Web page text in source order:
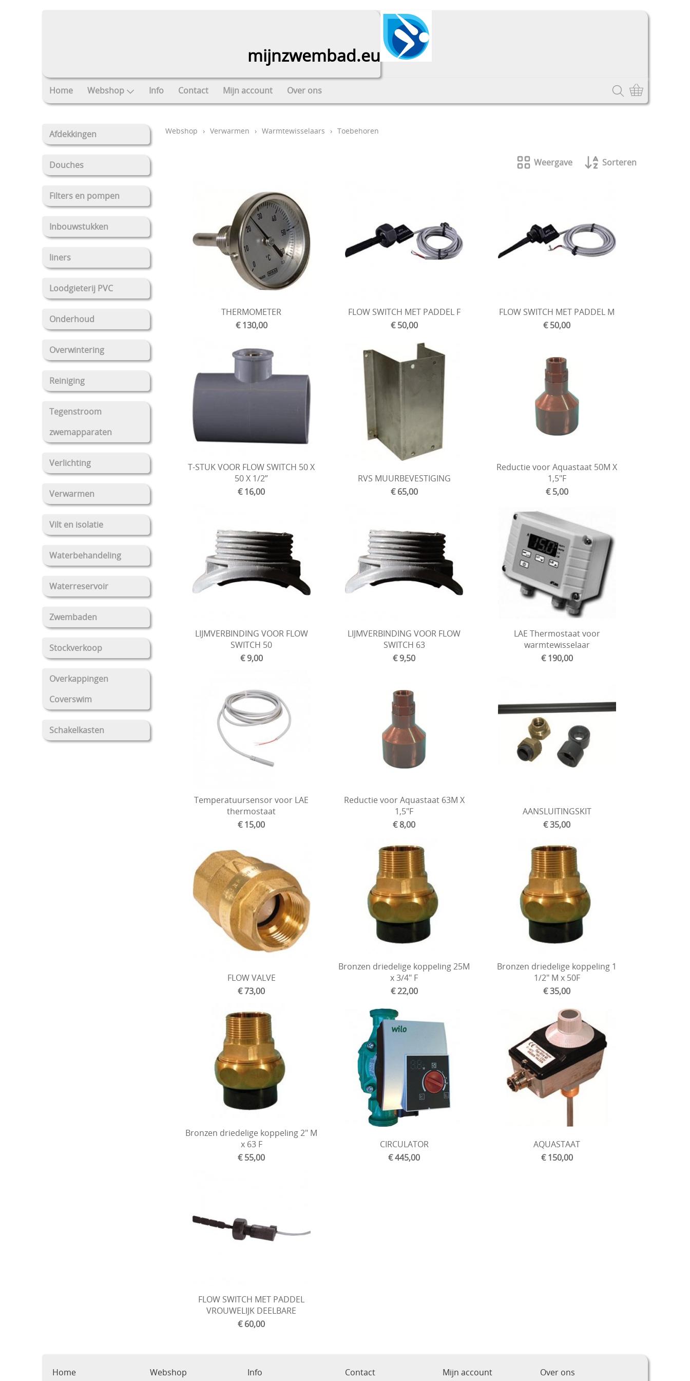
mijnzwembad.eu
Home Webshop Info Contact Mijn account Over ons
Afdekkingen
Douches
Filters en pompen
Inbouwstukken
liners
Loodgieterij PVC
Onderhoud
Overwintering
Reiniging
Tegenstroom
zwemapparaten
Verlichting
Verwarmen
Vilt en isolatie
Waterbehandeling
Waterreservoir
Zwembaden
Stockverkoop
Overkappingen
Coverswim
Schakelkasten
Webshop › Verwarmen › Warmtewisselaars › Toebehoren
Weergave Sorteren
THERMOMETER
€ 130,00
FLOW SWITCH MET PADDEL F
€ 50,00
FLOW SWITCH MET PADDEL M
€ 50,00
T-STUK VOOR FLOW SWITCH 50 X
50 X 1/2”
€ 16,00
RVS MUURBEVESTIGING
€ 65,00
Reductie voor Aquastaat 50M X
1,5"F
€ 5,00
LIJMVERBINDING VOOR FLOW
SWITCH 50
€ 9,00
LIJMVERBINDING VOOR FLOW
SWITCH 63
€ 9,50
LAE Thermostaat voor
warmtewisselaar
€ 190,00
Temperatuursensor voor LAE
thermostaat
€ 15,00
Reductie voor Aquastaat 63M X
1,5"F
€ 8,00
AANSLUITINGSKIT
€ 35,00
FLOW VALVE
€ 73,00
Bronzen driedelige koppeling 25M
x 3/4" F
€ 22,00
Bronzen driedelige koppeling 1
1/2" M x 50F
€ 35,00
Bronzen driedelige koppeling 2" M
x 63 F
€ 55,00
CIRCULATOR
€ 445,00
AQUASTAAT
€ 150,00
FLOW SWITCH MET PADDEL
VROUWELIJK DEELBARE
€ 60,00
Home Webshop Info Contact Mijn account Over ons